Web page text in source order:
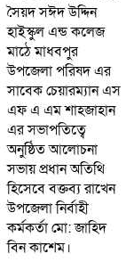
সৈয়দ সঈদ উদ্দিন
হাইস্কুল এন্ড কলেজ
মাঠে মাধবপুর
উপজেলা পরিষদ এর
সাবেক চেয়ারম্যান এস
এফ এ এম শাহজাহান
এর সভাপতিত্বে
অনুষ্ঠিত আলোচনা
সভায় প্রধান অতিথি
হিসেবে বক্তব্য রাখেন
উপজেলা নির্বাহী
কর্মকর্তা মো: জাহিদ
বিন কাশেম।